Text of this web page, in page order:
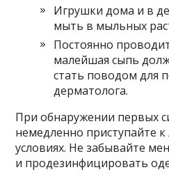
Игрушки дома и в
мыть в мыльных
Постоянно
малейшая сыпь
стать поводом для
дерматолога.
При обнаружении первых
немедленно приступайте
условиях. Не забывайте
и продезинфицировать